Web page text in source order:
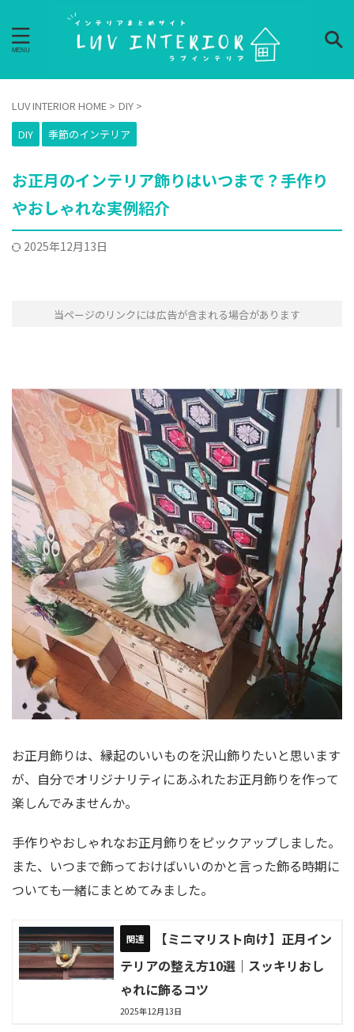
LUV INTERIOR HOME > DIY >
DIY
季節のインテリア
お正月のインテリア飾りはいつまで？手作り
やおしゃれな実例紹介
2025年12月13日
当ページのリンクには広告が含まれる場合があります
お正月飾りは、縁起のいいものを沢山飾りたいと思います
が、自分でオリジナリティにあふれたお正月飾りを作って
楽しんでみませんか。
手作りやおしゃれなお正月飾りをピックアップしました。
また、いつまで飾っておけばいいのかと言った飾る時期に
ついても一緒にまとめてみました。
【ミニマリスト向け】正月イン
テリアの整え方10選｜スッキリおし
ゃれに飾るコツ
2025年12月13日